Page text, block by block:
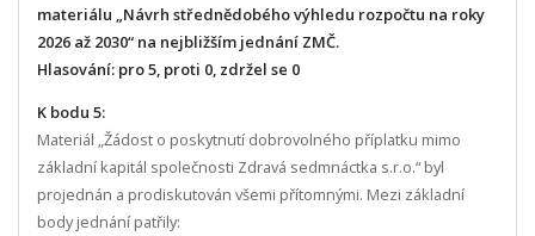
materiálu „Návrh střednědobého výhledu rozpočtu na roky
2026 až 2030“ na nejbližším jednání ZMČ.
Hlasování: pro 5, proti 0, zdržel se 0
K bodu 5:
Materiál „Žádost o poskytnutí dobrovolného příplatku mimo
základní kapitál společnosti Zdravá sedmnáctka s.r.o.“ byl
projednán a prodiskutován všemi přítomnými. Mezi základní
body jednání patřily: